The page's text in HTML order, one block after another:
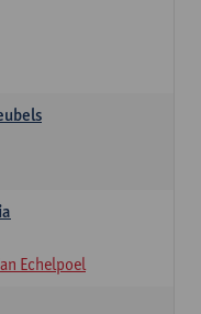
Echelpoel